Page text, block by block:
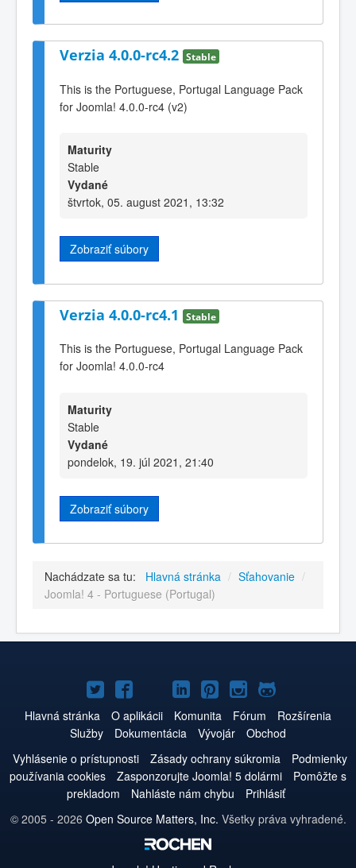
Verzia 4.0.0-rc4.2 Stable
This is the Portuguese, Portugal Language Pack
for Joomla! 4.0.0-rc4 (v2)
Maturity
Stable
Vydané
štvrtok, 05. august 2021, 13:32
Zobraziť súbory
Verzia 4.0.0-rc4.1 Stable
This is the Portuguese, Portugal Language Pack
for Joomla! 4.0.0-rc4
Maturity
Stable
Vydané
pondelok, 19. júl 2021, 21:40
Zobraziť súbory
Nachádzate sa tu: Hlavná stránka / Sťahovanie /
Joomla! 4 - Portuguese (Portugal)
Joomla!
na
Twitteri
Joomla!
na
Facebooku
Joomla!
na
YouTube
Joomla!
na
LinkedIn
Joomla!
na
Pinterest
Joomla!
na
Instagrame
Joomla!
na
GitHub
Hlavná stránka O aplikácii Komunita Fórum
Rozšírenia
Služby
Dokumentácia Vývojár
Obchod
Vyhlásenie o prístupnosti
Zásady ochrany súkromia
Podmienky
používania cookies
Zasponzorujte Joomla! 5 dolármi
Pomôžte s
prekladom
Nahláste nám chybu
Prihlásiť
© 2005 - 2026 Open Source Matters, Inc. Všetky práva vyhradené.